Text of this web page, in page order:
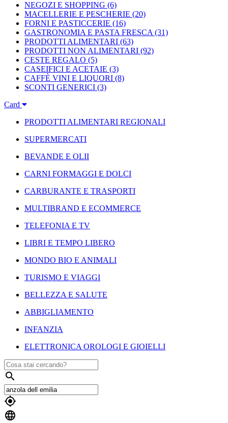
NEGOZI E SHOPPING (6)
MACELLERIE E PESCHERIE (20)
FORNI E PASTICCERIE (16)
GASTRONOMIA E PASTA FRESCA (31)
PRODOTTI ALIMENTARI (63)
PRODOTTI NON ALIMENTARI (92)
CESTE REGALO (5)
CASEIFICI E ACETAIE (3)
CAFFÈ VINI E LIQUORI (8)
SCONTI GENERICI (3)
Card
PRODOTTI ALIMENTARI REGIONALI
SUPERMERCATI
BEVANDE E OLII
CARNI FORMAGGI E DOLCI
CARBURANTE E TRASPORTI
MULTIBRAND E ECOMMERCE
TELEFONIA E TV
LIBRI E TEMPO LIBERO
MONDO BIO E ANIMALI
TURISMO E VIAGGI
BELLEZZA E SALUTE
ABBIGLIAMENTO
INFANZIA
ELETTRONICA OROLOGI E GIOIELLI


